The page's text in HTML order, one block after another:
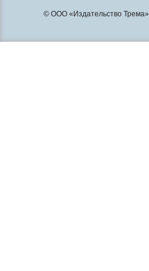
© ООО «Издательство Трема»